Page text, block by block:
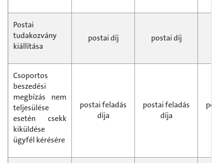
Postai
tudakozvány
kiállítása
postai díj postai díj
Csoportos
beszedési
megbízás nem
teljesülése
esetén csekk
kiküldése
ügyfél kérésére
postai feladás
díja
postai feladás
díja